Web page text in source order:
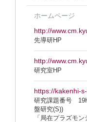
ホームページ
http://
先導研HP
http://
研究室HP
https://kakenhi-
研究課題番号
盤研究(S))
「局在プラズモ